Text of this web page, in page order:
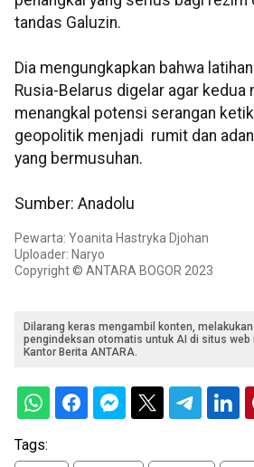
tandas Galuzin.
Dia mengungkapkan bahwa
Rusia-Belarus digelar agar kedua
menangkal potensi serangan
geopolitik menjadi rumit dan
yang bermusuhan.
Sumber: Anadolu
Pewarta: Yoanita Hastryka Djohan
Uploader: Naryo
Copyright © ANTARA BOGOR 2023
Dilarang keras mengambil konten,
pengindeksan otomatis untuk AI di situs
Kantor Berita ANTARA.
Tags: